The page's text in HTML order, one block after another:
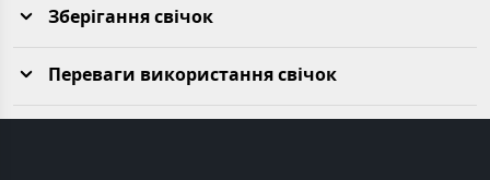
Зберігання свічок
Переваги використання свічок